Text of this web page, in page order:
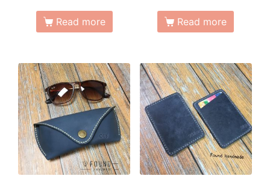
Read more Read more